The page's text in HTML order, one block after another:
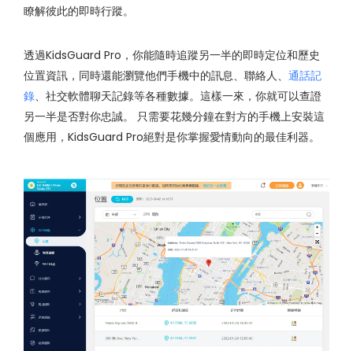
瞭解彼此的即時行蹤。
透過KidsGuard Pro，你能隨時追蹤另一半的即時定位和歷史
位置資訊，同時還能瀏覽他們手機中的訊息、聯絡人、 通話記
錄、社交軟體聊天記錄等各種數據。這樣一來，你就可以查證
另一半是否對你忠誠。 只需要花幾分鐘在對方的手機上安裝這
個應用，KidsGuard Pro絕對是你掌握愛情動向的最佳利器。